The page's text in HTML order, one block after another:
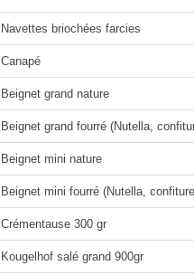
Navettes briochées farcies
Canapé
Beignet grand nature
Beignet grand fourré (Nutella,
Beignet mini nature
Beignet mini fourré (Nutella,
Crémentause 300 gr
Kougelhof salé grand 900gr